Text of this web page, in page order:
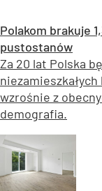
Polakom brakuje
pustostanów
Za 20 lat Polska
wzrośnie z
demografia.